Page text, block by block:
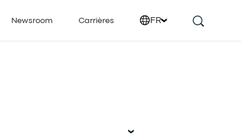
Newsroom Carrières FR